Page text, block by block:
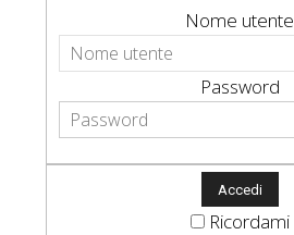
Nome utente
Password
Ricordami